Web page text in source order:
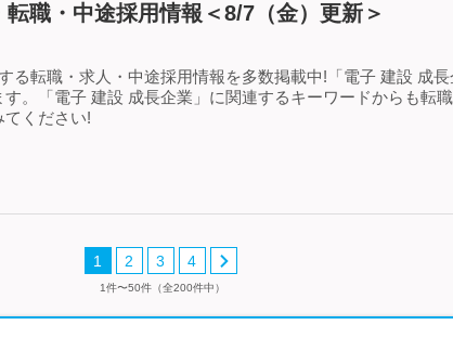
職・中途採用情報＜8/7（金）更新＞
る転職・求人・中途採用情報を多数掲載中!「電子 建設 成
。「電子 建設 成長企業」に関連するキーワードからも転
てください!
1 2 3 4
1件〜50件（全200件中）